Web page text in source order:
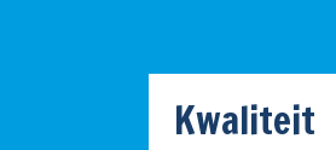
Kwaliteit